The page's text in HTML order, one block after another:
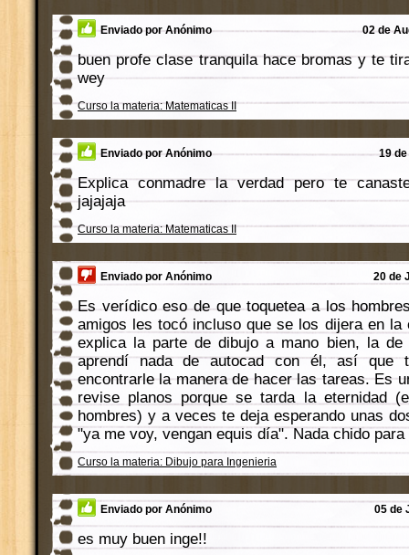
Enviado por Anónimo 02 de
buen profe clase tranquila hace bromas y te
wey
Curso la materia: Matematicas II
Enviado por Anónimo 19
Explica conmadre la verdad pero te
jajajaja
Curso la materia: Matematicas II
Enviado por Anónimo 20 de
Es verídico eso de que toquetea a los
amigos les tocó incluso que se los dijera en la
explica la parte de dibujo a mano bien, la de
aprendí nada de autocad con él, así que
encontrarle la manera de hacer las tareas. Es
revise planos porque se tarda la eternidad
hombres) y a veces te deja esperando unas
"ya me voy, vengan equis día". Nada chido para
Curso la materia: Dibujo para Ingenieria
Enviado por Anónimo 05 de
es muy buen inge!!